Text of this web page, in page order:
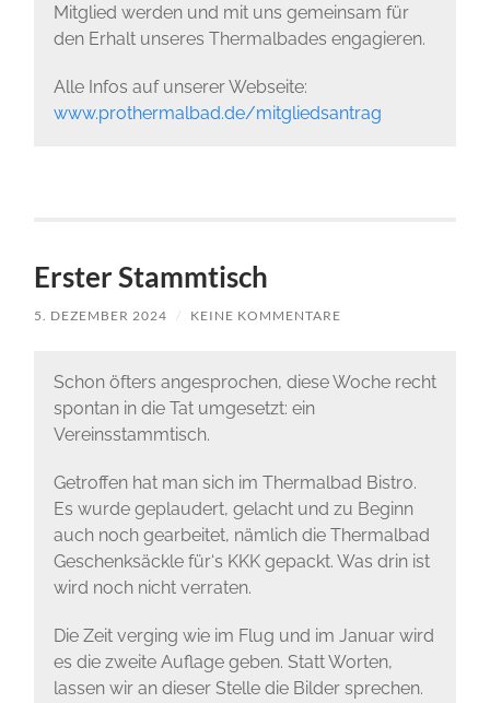
Mitglied werden und mit uns gemeinsam für
den Erhalt unseres Thermalbades engagieren.
Alle Infos auf unserer Webseite:
www.prothermalbad.de/mitgliedsantrag
Erster Stammtisch
5. DEZEMBER 2024 / KEINE KOMMENTARE
Schon öfters angesprochen, diese Woche recht
spontan in die Tat umgesetzt: ein
Vereinsstammtisch.
Getroffen hat man sich im Thermalbad Bistro.
Es wurde geplaudert, gelacht und zu Beginn
auch noch gearbeitet, nämlich die Thermalbad
Geschenksäckle für‘s KKK gepackt. Was drin ist
wird noch nicht verraten.
Die Zeit verging wie im Flug und im Januar wird
es die zweite Auflage geben. Statt Worten,
lassen wir an dieser Stelle die Bilder sprechen.